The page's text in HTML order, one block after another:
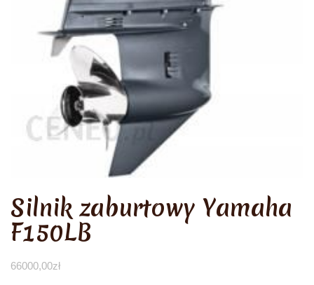
Silnik zaburtowy Yamaha
F150LB
66000,00zł